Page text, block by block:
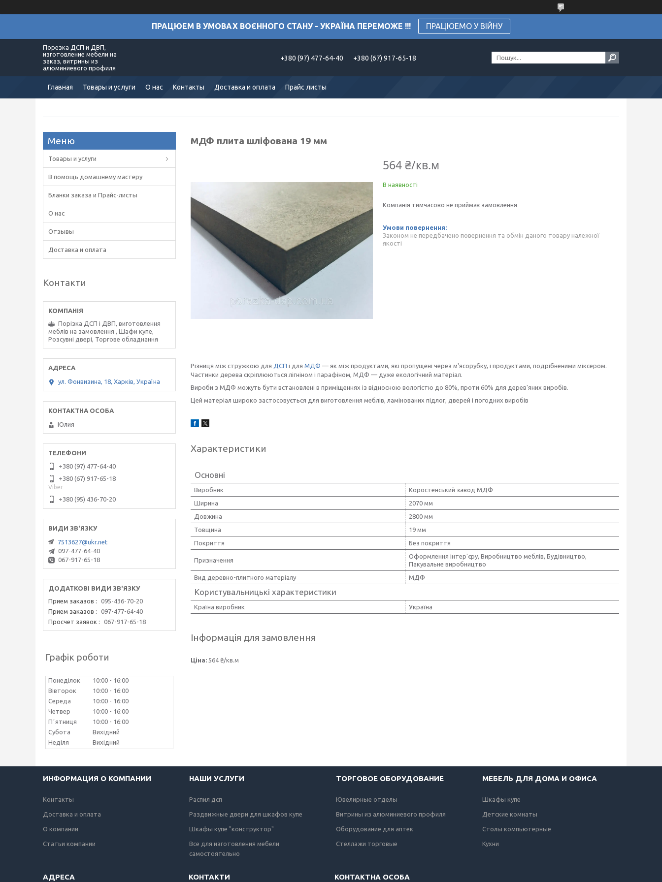
ПРАЦЮЕМ В УМОВАХ ВОЄННОГО СТАНУ - УКРАЇНА ПЕРЕМОЖЕ !!! ПРАЦЮЕМО У ВІЙНУ
Порезка ДСП и ДВП,
изготовление мебели на
заказ, витрины из
алюминиевого профиля
+380 (97) 477-64-40 +380 (67) 917-65-18
Главная Товары и услуги О нас Контакты Доставка и оплата Прайс листы
МДФ плита шліфована 19 мм
564 ₴/кв.м
В наявності
Компанія тимчасово не приймає замовлення
Законом не передбачено повернення та обмін даного товару належної
якості
Різниця між стружкою для ДСП і для МДФ — як між продуктами, які пропущені через м'ясорубку, і продуктами, подрібненими міксером.
Частинки дерева скріплюються лігніном і парафіном, МДФ — дуже екологічний матеріал.
Вироби з МДФ можуть бути встановлені в приміщеннях із відносною вологістю до 80%, проти 60% для дерев'яних виробів.
Цей матеріал широко застосовується для виготовлення меблів, ламінованих підлог, дверей і погодних виробів
Характеристики
Основні
Виробник
Коростенський завод МДФ
Ширина
2070 мм
Довжина
2800 мм
Товщина
19 мм
Покриття
Без покриття
Призначення
Оформлення інтер'єру, Виробництво меблів, Будівництво,
Пакувальне виробництво
Вид деревно-плитного матеріалу
МДФ
Користувальницькі характеристики
Країна виробник Україна
Інформація для замовлення
Ціна: 564 ₴/кв.м
Товары и услуги
В помощь домашнему мастеру
Бланки заказа и Прайс-листы
О нас
Отзывы
Доставка и оплата
Контакти
Порізка ДСП і ДВП, виготовлення
меблів на замовлення , Шафи купе,
Розсувні двері, Торгове обладнання
ул. Фонвизина, 18, Харків, Україна
Юлия
+380 (97) 477-64-40
+380 (67) 917-65-18
Viber
+380 (95) 436-70-20
7513627@ukr.net
097-477-64-40
067-917-65-18
Прием заказов
095-436-70-20
Прием заказов
097-477-64-40
Просчет заявок
067-917-65-18
Графік роботи
Понеділок 10:00
16:00
Вівторок
10:00
16:00
Середа
10:00
16:00
Четвер
10:00
16:00
Пʼятниця
10:00
16:00
Субота
Вихідний
Неділя
Вихідний
ИНФОРМАЦИЯ О КОМПАНИИ
Контакты
Доставка и оплата
О компании
Статьи компании
НАШИ УСЛУГИ
Распил дсп
Раздвижные двери для шкафов купе
Шкафы купе "конструктор"
Все для изготовления мебели
самостоятельно
ТОРГОВОЕ ОБОРУДОВАНИЕ
Ювелирные отделы
Витрины из алюминиевого профиля
Оборудование для аптек
Стеллажи торговые
МЕБЕЛЬ ДЛЯ ДОМА И ОФИСА
Шкафы купе
Детские комнаты
Столы компьютерные
Кухни